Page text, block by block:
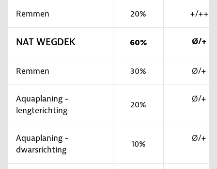
Remmen 20% +/++
NAT WEGDEK 60% Ø/+
Remmen 30% Ø/+
Aquaplaning -
lengterichting
20%
Ø/+
Aquaplaning -
dwarsrichting
10%
Ø/+